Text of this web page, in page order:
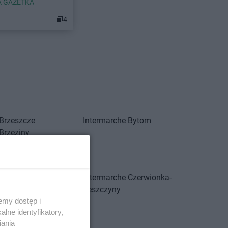
GAZETKA
4
Brzeszcze
Intermarche Bytom
Intermarche Czerwionka-
Leszczyny
dostęp i
identyfikatory,